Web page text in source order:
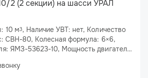
2 (2 секции) на шасси УРАЛ
10 м3, Наличие УВТ: нет, Количество
10, Мощность двигателя: